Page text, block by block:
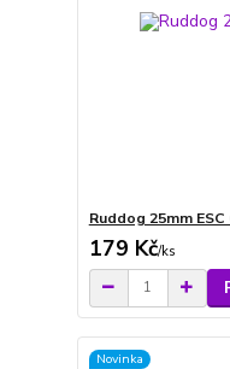
Ruddog 25mm
179 Kč/ks
Novinka